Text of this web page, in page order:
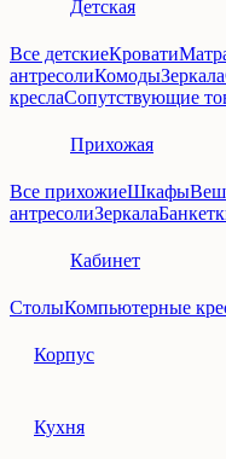
Детская
Все детскиеКровати
антресолиКомодыЗеркала
креслаСопутствующие
Прихожая
Все прихожиеШкафы
антресолиЗеркала
Кабинет
СтолыКомпьютерные
Корпус
Кухня